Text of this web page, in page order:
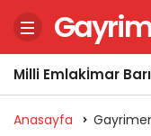
Milli Emlakİmar
Anasayfa